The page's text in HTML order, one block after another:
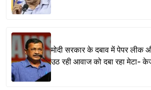
मोदी सरकार के दबाव में पेपर
उठ रही आवाज को दबा रहा मेटा-